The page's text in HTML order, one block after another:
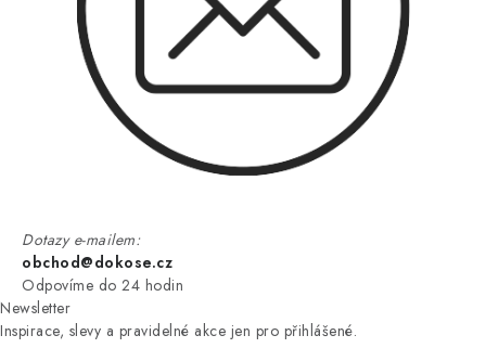
Dotazy e-mailem:
obchod@dokose.cz
Odpovíme do 24 hodin
Newsletter
Inspirace, slevy a pravidelné akce jen pro přihlášené.